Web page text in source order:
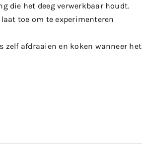
die het deeg verwerkbaar houdt.
toe om te experimenteren
zelf afdraaien en koken wanneer het